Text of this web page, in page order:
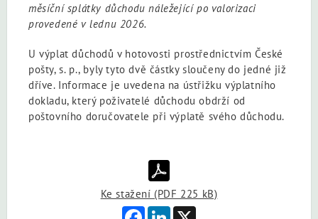
měsíční splátky důchodu náležející po valorizaci
provedené v lednu 2026.
U výplat důchodů v hotovosti prostřednictvím České
pošty, s. p., byly tyto dvě částky sloučeny do jedné již
dříve. Informace je uvedena na ústřižku výplatního
dokladu, který poživatelé důchodu obdrží od
poštovního doručovatele při výplatě svého důchodu.
Ke stažení (PDF 225 kB)
FacebookLinkedIn